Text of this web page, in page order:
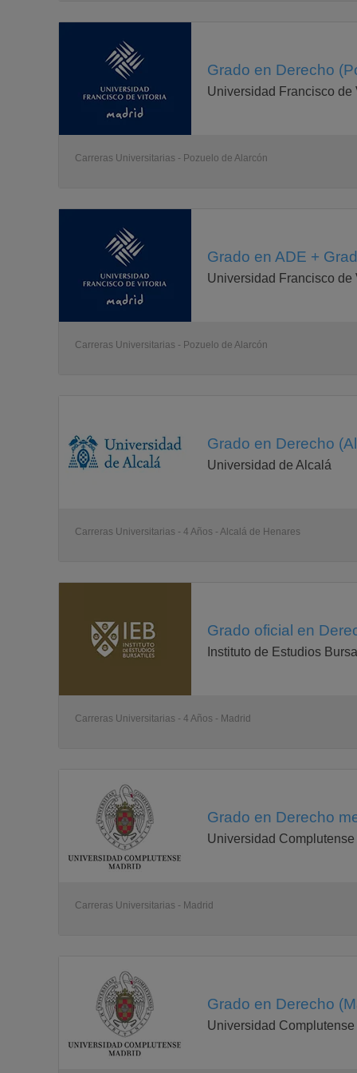
Grado en Derecho
Universidad Francisco de
Carreras Universitarias - Pozuelo de Alarcón
Grado en ADE +
Universidad Francisco de
Carreras Universitarias - Pozuelo de Alarcón
Grado en Derecho
Universidad de Alcalá
Carreras Universitarias - 4 Años - Alcalá de Henares
Grado oficial en
Instituto de Estudios
Carreras Universitarias - 4 Años - Madrid
Grado en Derecho
Universidad Complutense
Carreras Universitarias - Madrid
Grado en Derecho
Universidad Complutense